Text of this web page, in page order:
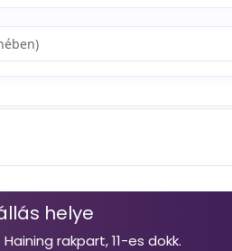
helye
rakpart,11-es dokk.